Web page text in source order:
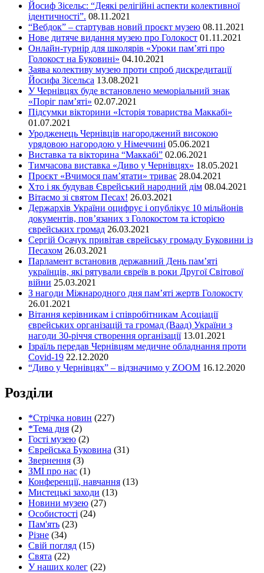
Йосиф Зісельс: “Деякі релігійні аспекти колективної
ідентичності”. 08.11.2021
“Вебдок” – стартував новий проєкт музею 08.11.2021
Нове дитяче видання музею про Голокост 01.11.2021
Онлайн-турнір для школярів «Уроки пам’яті про
Голокост на Буковині» 04.10.2021
Заява колективу музею проти спроб дискредитації
Йосифа Зісельса 13.08.2021
У Чернівцях буде встановлено меморіальний знак
«Поріг пам’яті» 02.07.2021
Підсумки вікторини «Історія товариства Маккабі»
01.07.2021
Уродженець Чернівців нагороджений високою
урядовою нагородою у Німеччині 05.06.2021
Виставка та вікторина “Маккабі” 02.06.2021
Тимчасова виставка «Диво у Чернівцях» 18.05.2021
Проєкт «Вчимося пам’ятати» триває 28.04.2021
Хто і як будував Єврейський народний дім 08.04.2021
Вітаємо зі святом Песах! 26.03.2021
Держархів України оцифрує і опублікує 10 мільйонів
документів, пов’язаних з Голокостом та історією
єврейських громад 26.03.2021
Сергій Осачук привітав єврейську громаду Буковини із
Песахом 26.03.2021
Парламент встановив державний День пам’яті
українців, які рятували євреїв в роки Другої Світової
війни 25.03.2021
З нагоди Міжнародного дня пам’яті жертв Голокосту
26.01.2021
Вітання керівникам і співробітникам Асоціації
єврейських організацій та громад (Ваад) України з
нагоди 30-річчя створення організації 13.01.2021
Ізраїль передав Чернівцям медичне обладнання проти
Covid-19 22.12.2020
“Диво у Чернівцях” – відзначимо у ZOOM 16.12.2020
Розділи
*Стрічка новин (227)
*Тема дня (2)
Гості музею (2)
Єврейська Буковина (31)
Звернення (3)
ЗМІ про нас (1)
Конференції, навчання (13)
Мистецькі заходи (13)
Новини музею (27)
Особистості (24)
Пам'ять (23)
Різне (34)
Свій погляд (15)
Свята (22)
У наших колег (22)